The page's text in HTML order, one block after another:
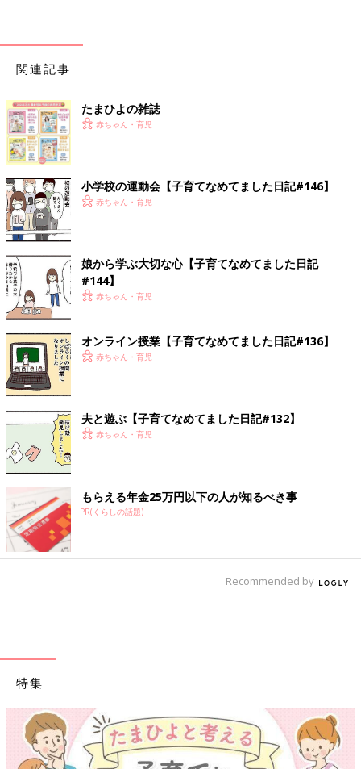
関連記事
たまひよの雑誌
赤ちゃん・育児
小学校の運動会【子育てなめてました日記#146】
赤ちゃん・育児
娘から学ぶ大切な心【子育てなめてました日記
#144】
赤ちゃん・育児
オンライン授業【子育てなめてました日記#136】
赤ちゃん・育児
夫と遊ぶ【子育てなめてました日記#132】
赤ちゃん・育児
もらえる年金25万円以下の人が知るべき事
PR(くらしの話題)
Recommended by
特集